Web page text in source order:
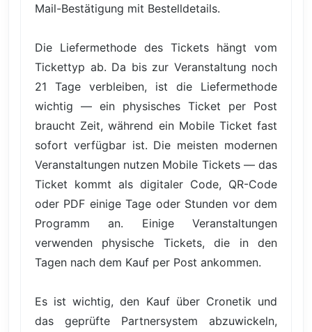
Mail-Bestätigung mit Bestelldetails.
Die Liefermethode des Tickets hängt vom
Tickettyp ab. Da bis zur Veranstaltung noch
21 Tage verbleiben, ist die Liefermethode
wichtig — ein physisches Ticket per Post
braucht Zeit, während ein Mobile Ticket fast
sofort verfügbar ist. Die meisten modernen
Veranstaltungen nutzen Mobile Tickets — das
Ticket kommt als digitaler Code, QR-Code
oder PDF einige Tage oder Stunden vor dem
Programm an. Einige Veranstaltungen
verwenden physische Tickets, die in den
Tagen nach dem Kauf per Post ankommen.
Es ist wichtig, den Kauf über Cronetik und
das geprüfte Partnersystem abzuwickeln,